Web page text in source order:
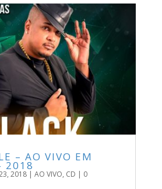
– AO VIVO EM
2018
2018| AO VIVO, CD | 0